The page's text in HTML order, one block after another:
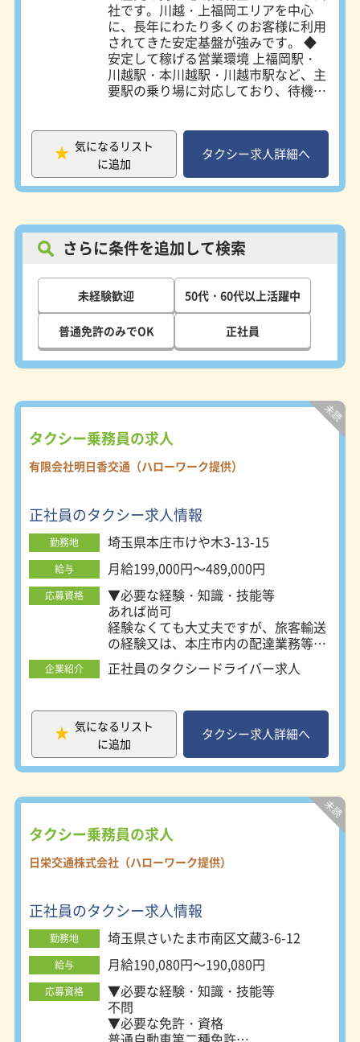
社です。川越・上福岡エリアを中心
に、長年にわたり多くのお客様に利用
されてきた安定基盤が強みです。 ◆
安定して稼げる営業環境 上福岡駅・
川越駅・本川越駅・川越市駅など、主
要駅の乗り場に対応しており、待機や
事に慣れていくことができ、実際に多
くの新人ドライバーが月給23万円以
上！さらに営業のコツを身につけるこ
とで、収入アップも十分に目指せま
ない方には、取得費用を会社がサポー
トする制度をご用意しています。取得
れや機器操作を丁寧に指導します。乗
務開始後も継続的にフォローがあるた
め、未経験の方でも安心して独り立ち
できます。 ◆ 自分のペースで働ける
柔軟な仕事スタイル タクシーの仕事
は、時間の使い方を自分でコントロー
取り方や営業スタイルを工夫しなが
ら、自分のペースで働くことが可能。
仕事とプライベートのバランスを大切
にしたい方にも適した環境です。
気になるリスト
に追加
タクシー求人詳細へ
さらに条件を追加して検索
未経験歓迎 50代・60代以上活躍中
普通免許のみでOK 正社員
タクシー乗務員の求人
有限会社明日香交通（ハローワーク提供）
正社員のタクシー求人情報
勤務地 埼玉県本庄市けや木3-13-15
給与 月給199,000円～489,000円
応募資格
▼必要な経験・知識・技能等
あれば尚可
経験なくても大丈夫ですが、旅客輸送
の経験又は、本庄市内の配達業務等市
内地理に詳し方であればなお良い
▼必要な免許・資格
め、スマホ程度の操作ができれば大丈
夫です。
企業紹介 正社員のタクシードライバー求人
気になるリスト
に追加
タクシー求人詳細へ
タクシー乗務員の求人
日栄交通株式会社（ハローワーク提供）
正社員のタクシー求人情報
勤務地 埼玉県さいたま市南区文蔵3-6-12
給与 月給190,080円～190,080円
応募資格
▼必要な経験・知識・技能等
不問
▼必要な免許・資格